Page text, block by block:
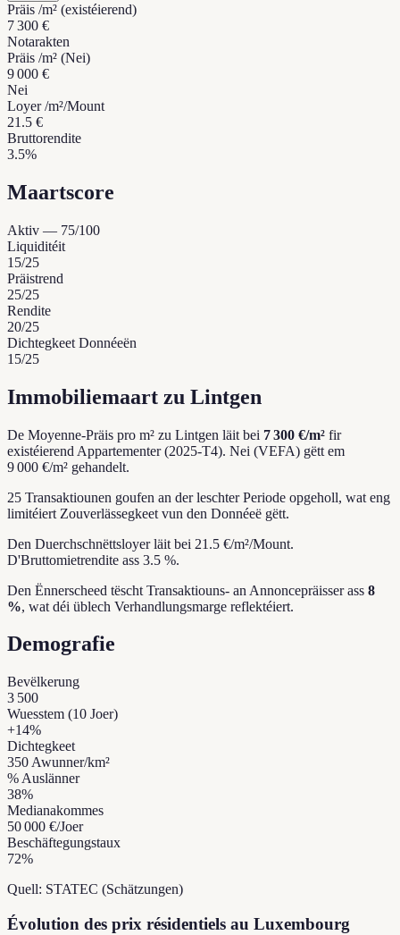
Präis /m² (existéierend)
7 300 €
Notarakten
Präis /m² (Nei)
9 000 €
Nei
Loyer /m²/Mount
21.5 €
Bruttorendite
3.5%
Maartscore
Aktiv — 75/100
Liquiditéit
15/25
Präistrend
25/25
Rendite
20/25
Dichtegkeet Donnéeën
15/25
Immobiliemaart zu Lintgen
De Moyenne-Präis pro m² zu Lintgen läit bei 7 300 €/m² fir
existéierend Appartementer (2025-T4). Nei (VEFA) gëtt em
9 000 €/m² gehandelt.
25 Transaktiounen goufen an der leschter Periode opgeholl, wat eng
limitéiert Zouverlässegkeet vun den Donnéeë gëtt.
Den Duerchschnëttsloyer läit bei 21.5 €/m²/Mount.
D'Bruttomietrendite ass 3.5 %.
Den Ënnerscheed tëscht Transaktiouns- an Annoncepräisser ass 8
%, wat déi üblech Verhandlungsmarge reflektéiert.
Demografie
Bevëlkerung
3 500
Wuesstem (10 Joer)
+14%
Dichtegkeet
350 Awunner/km²
% Auslänner
38%
Medianakommes
50 000 €/Joer
Beschäftegungstaux
72%
Quell: STATEC (Schätzungen)
Évolution des prix résidentiels au Luxembourg